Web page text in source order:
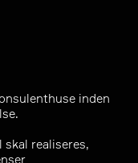
inden
realiseres,